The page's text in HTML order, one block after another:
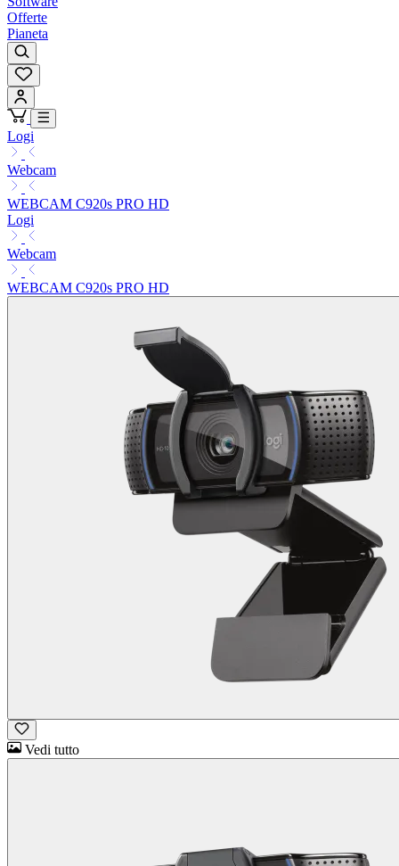
Offerte
Pianeta
Logi
Webcam
WEBCAM C920s PRO HD
Logi
Webcam
WEBCAM C920s PRO HD
Vedi tutto